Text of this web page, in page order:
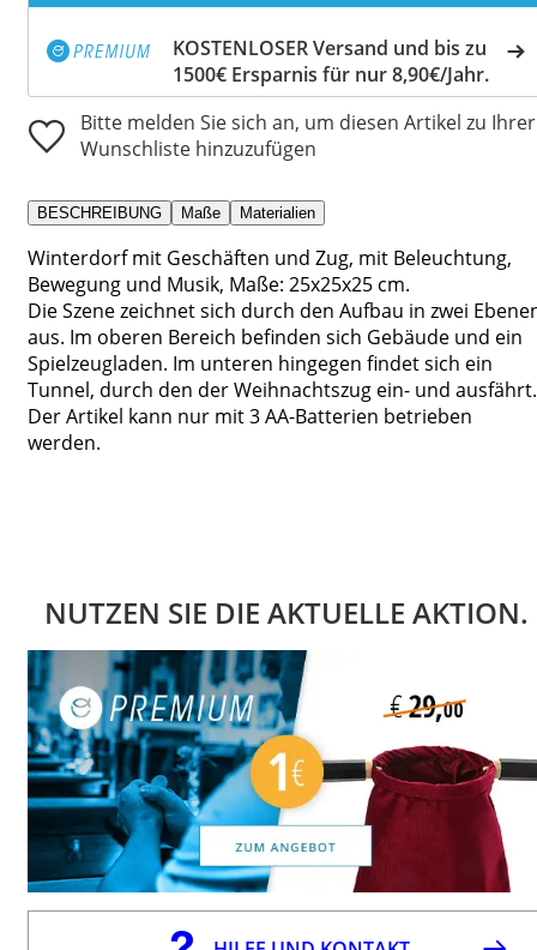
KOSTENLOSER Versand und bis zu
1500€ Ersparnis für nur 8,90€/Jahr.
Bitte melden Sie sich an, um diesen Artikel zu Ihrer
Wunschliste hinzuzufügen
BESCHREIBUNG Maße Materialien
Winterdorf mit Geschäften und Zug, mit Beleuchtung,
Bewegung und Musik, Maße: 25x25x25 cm.
Die Szene zeichnet sich durch den Aufbau in zwei
aus. Im oberen Bereich befinden sich Gebäude und ein
Spielzeugladen. Im unteren hingegen findet sich ein
Tunnel, durch den der Weihnachtszug ein- und ausfährt.
Der Artikel kann nur mit 3 AA-Batterien betrieben
werden.
NUTZEN SIE DIE AKTUELLE AKTION.